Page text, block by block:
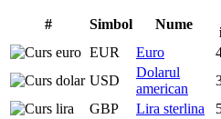
# Simbol Nume
EUR
Euro
USD
Dolarul
american
GBP
Lira sterlina